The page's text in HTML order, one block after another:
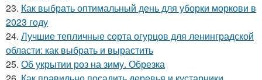
23. Как выбрать оптимальный день для уборки моркови в
2023 году
24. Лучшие тепличные сорта огурцов для ленинградской
области: как выбрать и вырастить
25. Об укрытии роз на зиму. Обрезка